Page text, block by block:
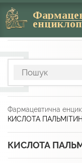
Фармацевтична
КИСЛОТА
КИСЛОТА